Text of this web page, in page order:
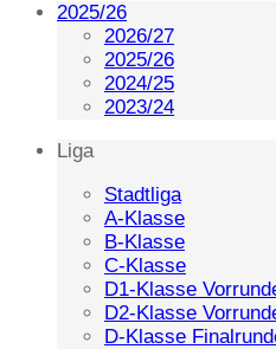
2025/26
2026/27
2025/26
2024/25
2023/24
Liga
Stadtliga
A-Klasse
B-Klasse
C-Klasse
D1-Klasse
D2-Klasse
D-Klasse